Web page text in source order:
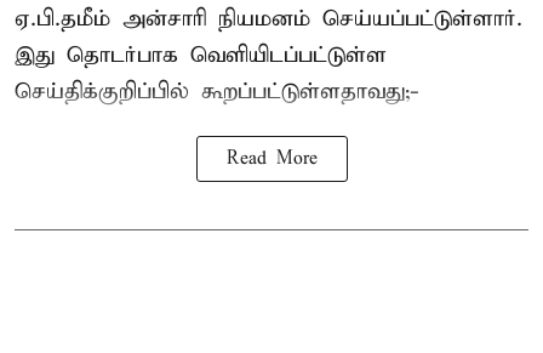
ஏ.பி.தமீம் அன்சாரி நியமனம் செய்யப்பட்டுள்ளார்.
இது தொடர்பாக வெளியிடப்பட்டுள்ள
செய்திக்குறிப்பில் கூறப்பட்டுள்ளதாவது;-
Read More